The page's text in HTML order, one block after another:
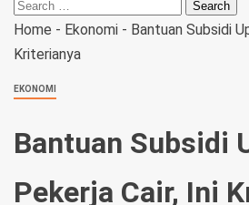
Home - Ekonomi - Bantuan Subsidi
Kriterianya
EKONOMI
Bantuan Subsidi
Pekerja Cair, Ini